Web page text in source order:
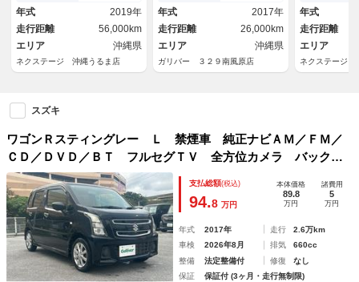
ン 純正１５インチアルミ 車
線逸脱警報 オートライト オ
ートエアコン
年式
2019年
走行距離
56,000km
エリア
沖縄県
ネクステージ 沖縄うるま店
ー ＬＥＤヘッドライト 純正
フロアマット 純正１４インチ
ＡＷ
年式
2017年
走行距離
26,000km
エリア
沖縄県
ガリバー ３２９南風原店
エアコン 地
グ
年式
走行距離
エリア
ネクステージ
スズキ
ワゴンＲスティングレー Ｌ 禁煙車 純正ナビＡＭ／ＦＭ／
ＣＤ／ＤＶＤ／ＢＴ フルセグＴＶ 全方位カメラ バックカ
メラ シートヒーター プッシュスタート スマートキー Ｌ
ＥＤヘッドライト 純正フロアマット 純正１４インチＡＷ
支払総額(税込)
94.8 万円
本体価格
89.8
万円
諸費用
5
万円
年式 2017年 走行
2.6万km
車検
2026年8月 排気
660cc
整備
法定整備付 修復
なし
保証
保証付 (3ヶ月・走行無制限)